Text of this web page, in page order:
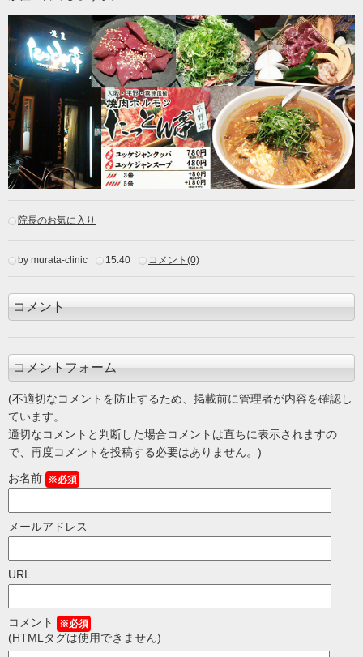
院長のお気に入り
by murata-clinic 15:40 コメント(0)
コメント
コメントフォーム
(不適切なコメントを防止するため、掲載前に管理者が内容を確認し
ています。
適切なコメントと判断した場合コメントは直ちに表示されますの
で、再度コメントを投稿する必要はありません。)
お名前 ※必須
メールアドレス
URL
コメント ※必須
(HTMLタグは使用できません)